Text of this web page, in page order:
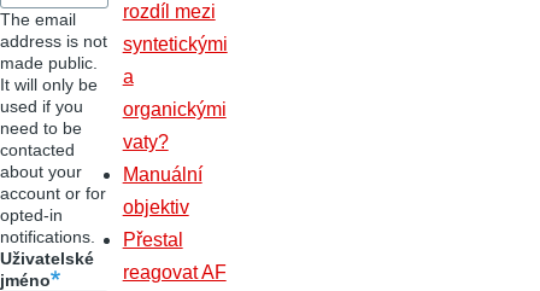
The email
address is not
made public.
It will only be
used if you
need to be
contacted
about your
account or for
opted-in
notifications.
Uživatelské
jméno
rozdíl mezi
syntetickými
a
organickými
vaty?
Manuální
objektiv
Přestal
reagovat AF